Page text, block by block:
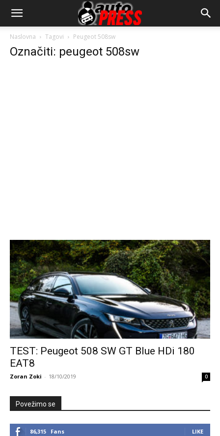
AutopressHR
Naslovna Tagovi Peugeot 508sw
Označiti: peugeot 508sw
TEST: Peugeot 508 SW GT Blue HDi 180
EAT8
Zoran Zoki - 18/10/2019 0
Povežimo se
86,315 Fans LIKE